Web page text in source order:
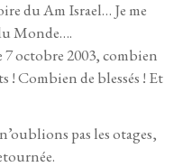
du Am Israel… Je me
Monde….
octobre 2003, combien
! Combien de blessés ! Et
pas les otages,